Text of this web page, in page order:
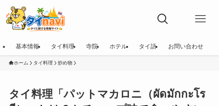
基本情報 タイ料理 寺院 ホテル タイ語 お問い合わせ
ホーム タイ料理 炒め物
タイ料理「パットマカロニ（ผัดมักกะโร